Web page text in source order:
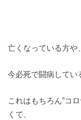
亡くなっている方や
今必死で闘病してい
これはもちろん”コ
くて、